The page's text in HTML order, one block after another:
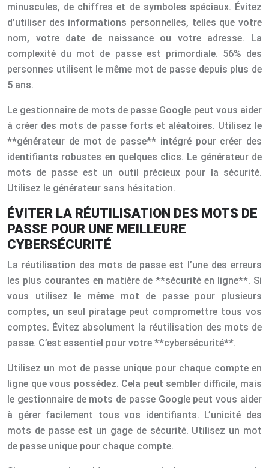
minuscules, de chiffres et de symboles spéciaux. Évitez
d’utiliser des informations personnelles, telles que votre
nom, votre date de naissance ou votre adresse. La
complexité du mot de passe est primordiale. 56% des
personnes utilisent le même mot de passe depuis plus de
5 ans.
Le gestionnaire de mots de passe Google peut vous aider
à créer des mots de passe forts et aléatoires. Utilisez le
**générateur de mot de passe** intégré pour créer des
identifiants robustes en quelques clics. Le générateur de
mots de passe est un outil précieux pour la sécurité.
Utilisez le générateur sans hésitation.
ÉVITER LA RÉUTILISATION DES MOTS DE
PASSE POUR UNE MEILLEURE
CYBERSÉCURITÉ
La réutilisation des mots de passe est l’une des erreurs
les plus courantes en matière de **sécurité en ligne**. Si
vous utilisez le même mot de passe pour plusieurs
comptes, un seul piratage peut compromettre tous vos
comptes. Évitez absolument la réutilisation des mots de
passe. C’est essentiel pour votre **cybersécurité**.
Utilisez un mot de passe unique pour chaque compte en
ligne que vous possédez. Cela peut sembler difficile, mais
le gestionnaire de mots de passe Google peut vous aider
à gérer facilement tous vos identifiants. L’unicité des
mots de passe est un gage de sécurité. Utilisez un mot
de passe unique pour chaque compte.